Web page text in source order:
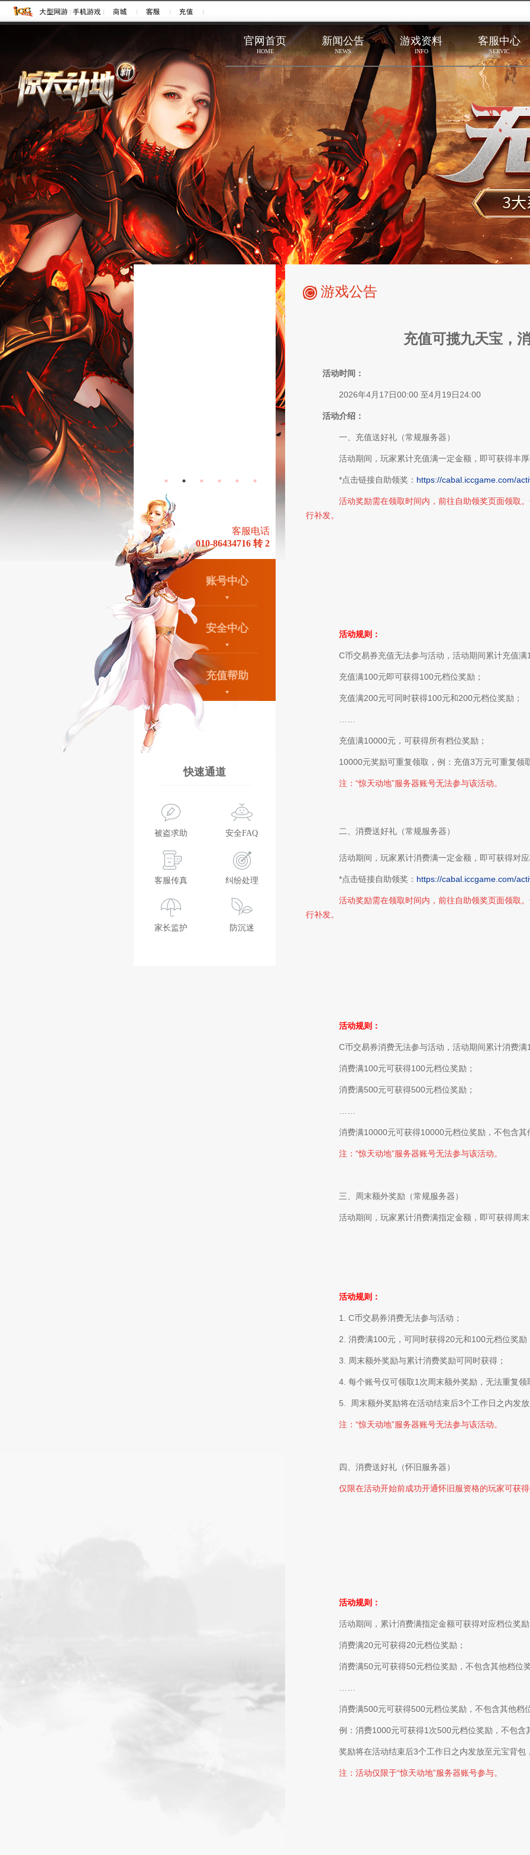
注册 登录
官网首页
HOME
新闻公告
NEWS
游戏资料
INFO
客服中心
SERVIC
无烬战场-怀
旧服活动
驭魔师 心悦会员
客服电话
010-86434716 转 2
账号中心
安全中心
充值帮助
快速通道
被盗求助 安全FAQ
客服传真 纠纷处理
家长监护 防沉迷
游戏公告
充值可揽九天宝，
活动时间：
2026年4月17日00:00 至4月19日24:00
活动介绍：
一、充值送好礼（常规服务器）
活动期间，玩家累计充值满一定金额，即可获得丰厚
*点击链接自助领奖： https://cabal.iccgame.com/
活动奖励需在领取时间内，前往自助领奖页面领取
行补发。
活动规则：
C币交易券充值无法参与活动，活动期间累计充值满
充值满100元即可获得100元档位奖励；
充值满200元可同时获得100元和200元档位奖励；
充值满10000元，可获得所有档位奖励；
10000元奖励可重复领取，例：充值3万元可重复领
注：“惊天动地”服务器账号无法参与该活动。
二、消费送好礼（常规服务器）
活动期间，玩家累计消费满一定金额，即可获得对应
*点击链接自助领奖： https://cabal.iccgame.com/
活动奖励需在领取时间内，前往自助领奖页面领取
行补发。
活动规则：
C币交易券消费无法参与活动，活动期间累计消费满
消费满100元可获得100元档位奖励；
消费满500元可获得500元档位奖励；
消费满10000元可获得10000元档位奖励，不包含其
注：“惊天动地”服务器账号无法参与该活动。
三 、周末额外奖励（常规服务器）
活动期间，玩家累计消费满指定金额，即可获得周末
活动规则：
1. C币交易券消费无法参与活动；
2. 消费满100元，可同时获得20元和100元档位奖励
3. 周末额外奖励与累计消费奖励可同时获得；
4. 每个账号仅可领取1次周末额外奖励，无法重复领
5. 周末额外奖励将在活动结束后3个工作日之内发
注：“惊天动地”服务器账号无法参与该活动。
四、消费送好礼（怀旧服务器）
仅限在活动开始前成功开通怀旧服资格的玩家可获
活动规则：
活动期间，累计消费满指定金额可获得对应档位奖
消费满20元可获得20元档位奖励；
消费满50元可获得50元档位奖励，不包含其他档位
消费满500元可获得500元档位奖励，不包含其他档
例：消费1000元可获得1次500元档位奖励，不包含
奖励将在活动结束后3个工作日之内发放至元宝背包
注：活动仅限于“惊天动地”服务器账号参与。